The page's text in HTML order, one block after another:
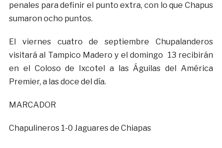
penales para definir el punto extra, con lo que Chapus
sumaron ocho puntos.
El viernes cuatro de septiembre Chupalanderos
visitará al Tampico Madero y el domingo 13 recibirán
en el Coloso de Ixcotel a las Águilas del América
Premier, a las doce del día.
MARCADOR
Chapulineros 1-0 Jaguares de Chiapas